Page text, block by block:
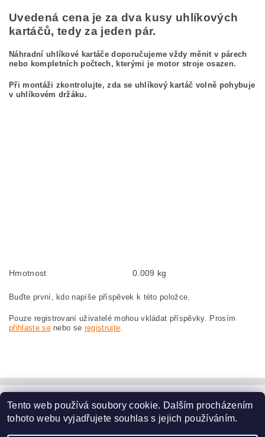
Uvedená cena je za dva kusy uhlíkových
kartáčů, tedy za jeden pár.
Náhradní uhlíkové kartáče doporučujeme vždy měnit v párech
nebo kompletních počtech, kterými je motor stroje osazen.
Při montáži zkontrolujte, zda se uhlíkový kartáč volně pohybuje
v uhlíkovém držáku.
Hmotnost 0.009 kg
Buďte první, kdo napíše příspěvek k této položce.
Pouze registrovaní uživatelé mohou vkládat příspěvky. Prosím
přihlaste senebo se registrujte.
www.dodilny.cz
Tento web používá soubory cookie. Dalším procházením
tohoto webu vyjadřujete souhlas s jejich používáním.